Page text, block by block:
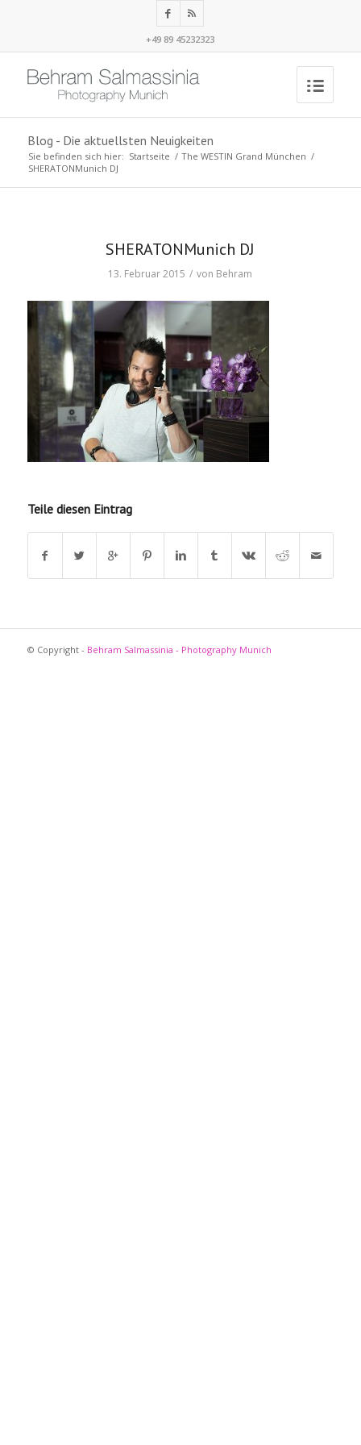
+49 89 45232323
Blog - Die aktuellsten Neuigkeiten
Sie befinden sich hier: Startseite / The WESTIN Grand München /
SHERATONMunich DJ
SHERATONMunich DJ
13. Februar 2015 / von Behram
Teile diesen Eintrag
© Copyright - Behram Salmassinia - Photography Munich